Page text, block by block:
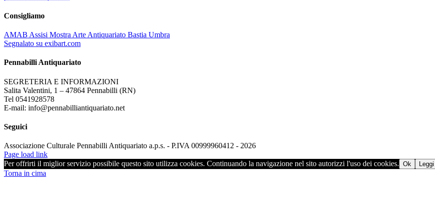
Consigliamo
AMAB Assisi Mostra Arte Antiquariato Bastia Umbra
Segnalato su exibart.com
Pennabilli Antiquariato
SEGRETERIA E INFORMAZIONI
Salita Valentini, 1 – 47864 Pennabilli (RN)
Tel 0541928578
E-mail: info@pennabilliantiquariato.net
Seguici
Associazione Culturale Pennabilli Antiquariato a.p.s. - P.IVA 00999960412 - 2026
Page load link
Per offrirti il miglior servizio possibile questo sito utilizza cookies. Continuando la navigazione nel sito autorizzi l'uso dei cookies. Ok
Torna in cima